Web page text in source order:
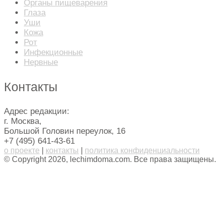
Органы пищеварения
Глаза
Уши
Кожа
Рот
Инфекционные
Нервные
Контакты
Адрес редакции:
г. Москва,
Большой Головин переулок, 16
+7 (495) 641-43-61
о проекте контакты
политика конфиденциальности
© Copyright 2026, lechimdoma.com. Все права защищены.